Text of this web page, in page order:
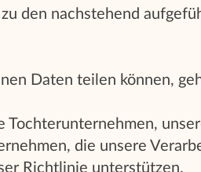
den nachstehend
Daten teilen können,
Tochterunternehmen,
die unsere
Richtlinie unterstützen.